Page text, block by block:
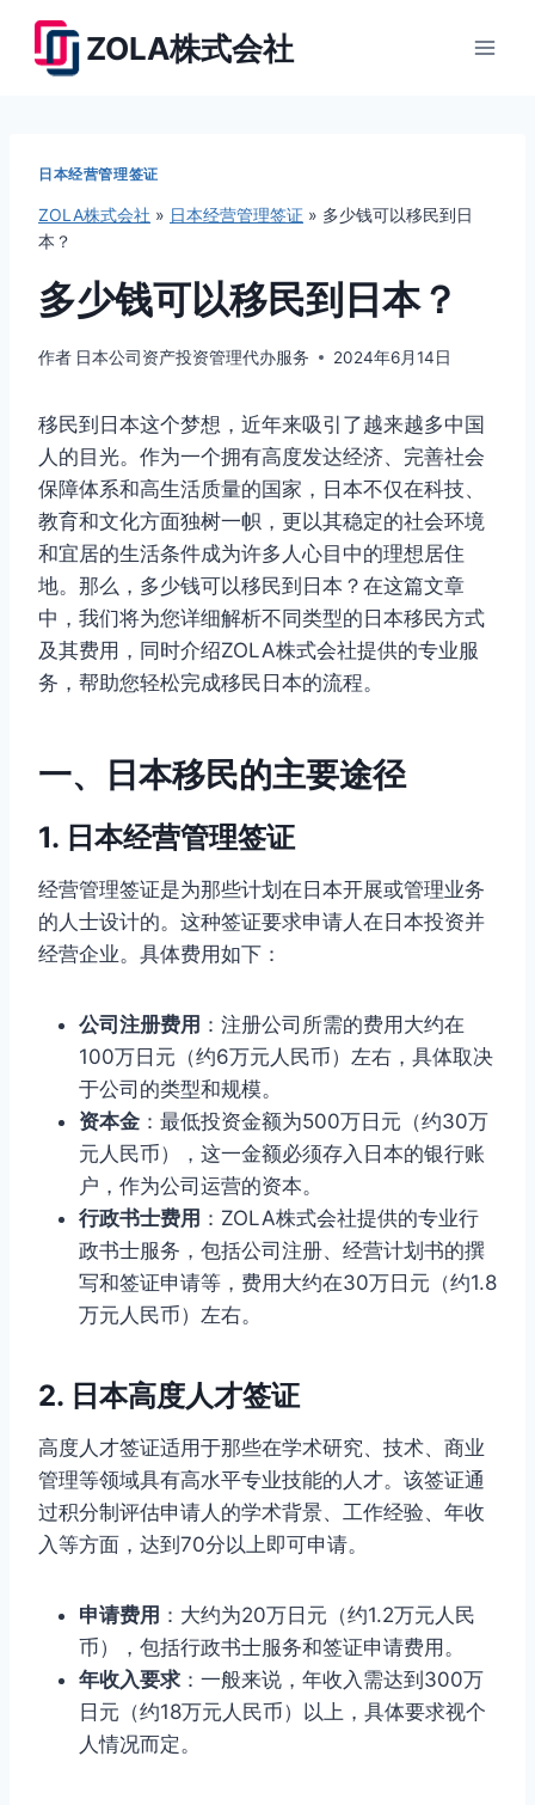
ZOLA株式会社
日本经营管理签证
ZOLA株式会社 » 日本经营管理签证 » 多少钱可以移民到日
本？
多少钱可以移民到日本？
作者 日本公司资产投资管理代办服务 2024年6月14日
移民到日本这个梦想，近年来吸引了越来越多中国
人的目光。作为一个拥有高度发达经济、完善社会
保障体系和高生活质量的国家，日本不仅在科技、
教育和文化方面独树一帜，更以其稳定的社会环境
和宜居的生活条件成为许多人心目中的理想居住
地。那么，多少钱可以移民到日本？在这篇文章
中，我们将为您详细解析不同类型的日本移民方式
及其费用，同时介绍ZOLA株式会社提供的专业服
务，帮助您轻松完成移民日本的流程。
一、日本移民的主要途径
1. 日本经营管理签证
经营管理签证是为那些计划在日本开展或管理业务
的人士设计的。这种签证要求申请人在日本投资并
经营企业。具体费用如下：
公司注册费用 ：注册公司所需的费用大约在
100万日元（约6万元人民币）左右，具体取决
于公司的类型和规模。
资本金 ：最低投资金额为500万日元（约30万
元人民币），这一金额必须存入日本的银行账
户，作为公司运营的资本。
行政书士费用 ：ZOLA株式会社提供的专业行
政书士服务，包括公司注册、经营计划书的撰
写和签证申请等，费用大约在30万日元（约1.8
万元人民币）左右。
2. 日本高度人才签证
高度人才签证适用于那些在学术研究、技术、商业
管理等领域具有高水平专业技能的人才。该签证通
过积分制评估申请人的学术背景、工作经验、年收
入等方面，达到70分以上即可申请。
申请费用 ：大约为20万日元（约1.2万元人民
币），包括行政书士服务和签证申请费用。
年收入要求 ：一般来说，年收入需达到300万
日元（约18万元人民币）以上，具体要求视个
人情况而定。